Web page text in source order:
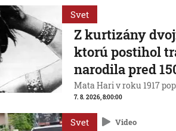
Svet
Z kurtizány
ktorú postihol
narodila pred
Mata Hari v roku 1917
7. 8. 2026, 8:00:00
Svet Video